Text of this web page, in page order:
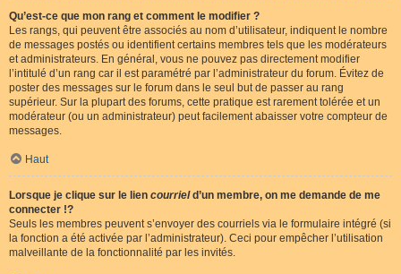
Qu’est-ce que mon rang et comment le modifier ?
Les rangs, qui peuvent être associés au nom d’utilisateur, indiquent le nombre
de messages postés ou identifient certains membres tels que les modérateurs
et administrateurs. En général, vous ne pouvez pas directement modifier
l’intitulé d’un rang car il est paramétré par l’administrateur du forum. Évitez de
poster des messages sur le forum dans le seul but de passer au rang
supérieur. Sur la plupart des forums, cette pratique est rarement tolérée et un
modérateur (ou un administrateur) peut facilement abaisser votre compteur de
messages.
Haut
Lorsque je clique sur le lien courrield’un membre, on me demande de me
connecter !?
Seuls les membres peuvent s’envoyer des courriels via le formulaire intégré (si
la fonction a été activée par l’administrateur). Ceci pour empêcher l’utilisation
malveillante de la fonctionnalité par les invités.